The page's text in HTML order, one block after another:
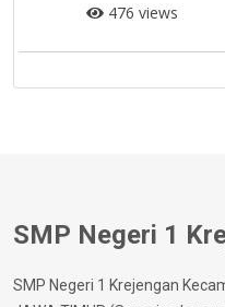
476 views
SMP Negeri 1
SMP Negeri 1 Krejengan